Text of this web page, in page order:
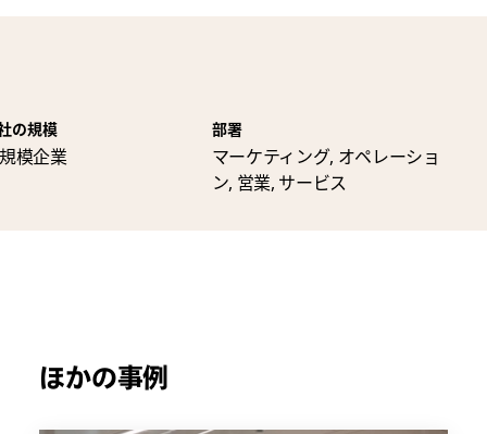
の規模
模企業
部署
マーケティング, オペレーショ
ン, 営業, サービス
ほかの事例